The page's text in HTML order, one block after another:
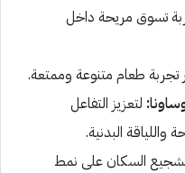
تسوق مريحة داخل
تجربة طعام متنوعة وممتعة.
لتعزيز التفاعل
واللياقة البدنية.
السكان على نمط